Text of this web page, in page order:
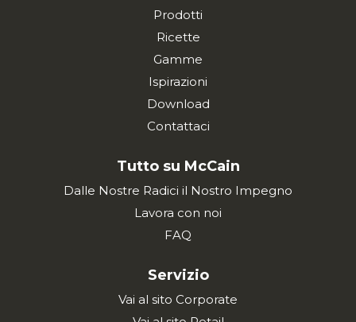
Prodotti
Ricette
Gamme
Ispirazioni
Download
Contattaci
Tutto su McCain
Dalle Nostre Radici il Nostro Impegno
Lavora con noi
FAQ
Servizio
Vai al sito Corporate